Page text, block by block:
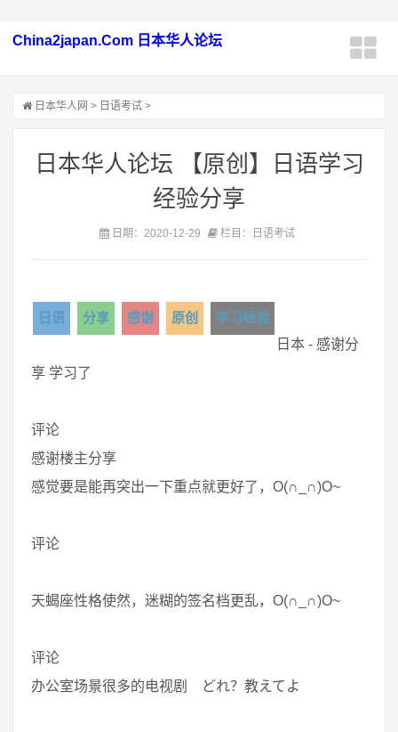
China2japan.Com 日本华人论坛
日本华人网 > 日语考试 >
日本华人论坛 【原创】日语学习
经验分享
日期：2020-12-29 栏目：日语考试
日语 分享 感谢 原创
学习经验
日本 - 感谢分
享 学习了
评论
感谢楼主分享
感觉要是能再突出一下重点就更好了，O(∩_∩)O~
评论
天蝎座性格使然，迷糊的签名档更乱，O(∩_∩)O~
评论
办公室场景很多的电视剧 どれ？教えてよ